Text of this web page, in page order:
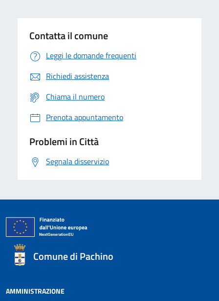
Contatta il comune
Leggi le domande frequenti
Richiedi assistenza
Chiama il numero
Prenota appuntamento
Problemi in Città
Segnala disservizio
Comune di Pachino
AMMINISTRAZIONE